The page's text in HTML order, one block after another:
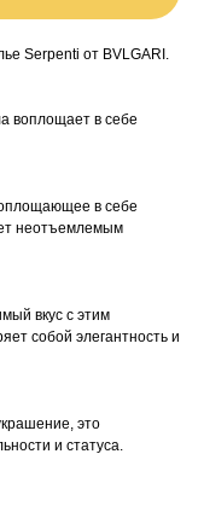
Serpenti от BVLGARI.
воплощает в себе
в себе
неотъемлемым
вкус с этим
собой элегантность и
это
и статуса.